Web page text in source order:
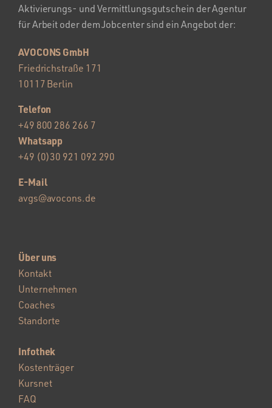
Aktivierungs- und Vermittlungsgutschein der Agentur
für Arbeit oder dem Jobcenter sind ein Angebot der:
AVOCONS GmbH
Friedrichstraße 171
10117 Berlin
Telefon
+49 800 286 266 7
Whatsapp
+49 (0)30 921 092 290
E-Mail
avgs@avocons.de
Über uns
Kontakt
Unternehmen
Coaches
Standorte
Infothek
Kostenträger
Kursnet
FAQ